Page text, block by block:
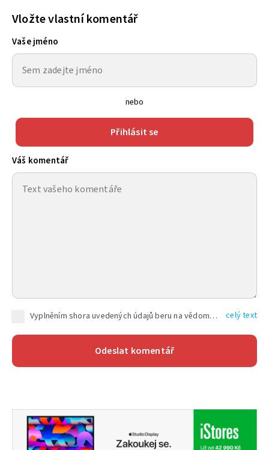
Vložte vlastní komentář
Vaše jméno
nebo
Přihlásit se
Váš komentář
Vyplněním shora uvedených údajů beru na vědomí, že společnost TEXT FACTORY s.r.o., sídlem Brno, Durďákova 336/29, Černá Pole, PSČ: 613 00, IČ: 06157831, zapsané u Krajského soudu v Brně, oddíl C, vložka 100399, bude zpracovávat mé osobní údaje uvedené v rámci mnou vyplněného registračního formuláře na základě oprávněných zájmů TEXT FACTORY s.r.o. dle čl. 6 odst. 1 písm. f) GDPR a pro splnění právních povinností (čl. 6 odst. 1 písm. c) GDPR), a to pro tyto účely: nezbytnost zajistit oprávnění návštěvníka webových stránek provozovaných společností TEXT FACTORY s.r.o. přispívat aktivně ke zveřejněným článkům nebo v rámci diskusních fór a výkon práv TEXT FACTORY s.r.o. jako administrátora těchto diskusních fór. Více informací o zpracování osobních údajů a právech lze nalézt v celý text